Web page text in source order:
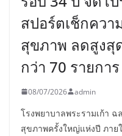
สปอร์ตเช็กคว
สุขภาพ ลดสูงสุ
กว่า 70 รายการ
08/07/2026 admin
โรงพยาบาลพระรามเก้า
สุขภาพครั้งใหญ่แห่งปี ภาย